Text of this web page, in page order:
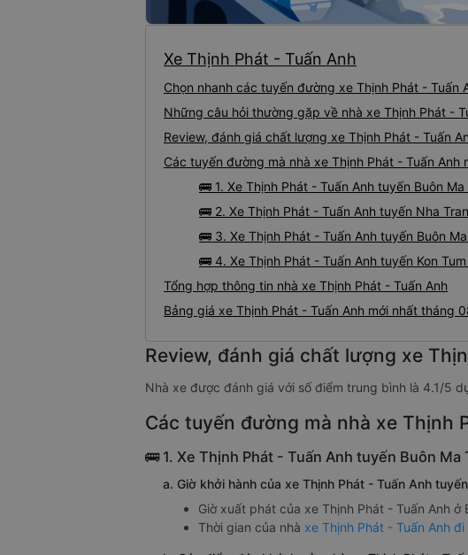
Xe Thịnh Phát - Tuấn Anh
Chọn nhanh các tuyến đường xe Thịnh Phát - Tuấn
Những câu hỏi thường gặp về nhà xe Thịnh Phát -
Review, đánh giá chất lượng xe Thịnh Phát - Tuấn
Các tuyến đường mà nhà xe Thịnh Phát - Tuấn Anh
🚌 1. Xe Thịnh Phát - Tuấn Anh tuyến Buôn
🚌 2. Xe Thịnh Phát - Tuấn Anh tuyến Nha
🚌 3. Xe Thịnh Phát - Tuấn Anh tuyến Buôn
🚌 4. Xe Thịnh Phát - Tuấn Anh tuyến Kon
Tổng hợp thông tin nhà xe Thịnh Phát - Tuấn Anh
Bảng giá xe Thịnh Phát - Tuấn Anh mới nhất tháng
Review, đánh giá chất lượng xe
Nhà xe được đánh giá với số điểm trung bình là 4.1/5
Các tuyến đường mà nhà xe Thịnh
🚌 1. Xe Thịnh Phát - Tuấn Anh tuyến Buôn
a. Giờ khởi hành của xe Thịnh Phát - Tuấn Anh
Giờ xuất phát của xe Thịnh Phát - Tuấn Anh
Thời gian của nhà xe Thịnh Phát - Tuấn Anh